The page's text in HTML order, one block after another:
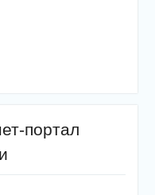
портал